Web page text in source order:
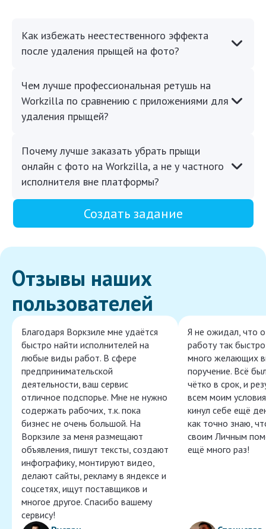
Как избежать неестественного эффекта
после удаления прыщей на фото?
Чем лучше профессиональная ретушь на
Workzilla по сравнению с приложениями для
удаления прыщей?
Почему лучше заказать убрать прыщи
онлайн с фото на Workzilla, а не у частного
исполнителя вне платформы?
Создать задание
Отзывы наших
пользователей
Благодаря Воркзиле мне удаётся
быстро найти исполнителей на
любые виды работ. В сфере
предпринимательской
деятельности, ваш сервис
отличное подспорье. Мне не нужно
содержать рабочих, т.к. пока
бизнес не очень большой. На
Воркзиле за меня размещают
объявления, пишут тексты, создают
инфографику, монтируют видео,
делают сайты, рекламу в яндексе и
соцсетях, ищут поставщиков и
многое другое. Спасибо вашему
сервису!
Я не ожидал, что
работу так
много желающих
поручение. Всё
чётко в срок, и
всем моим
кинул себе ещё
как точно знаю,
своим Личным
ещё много раз!